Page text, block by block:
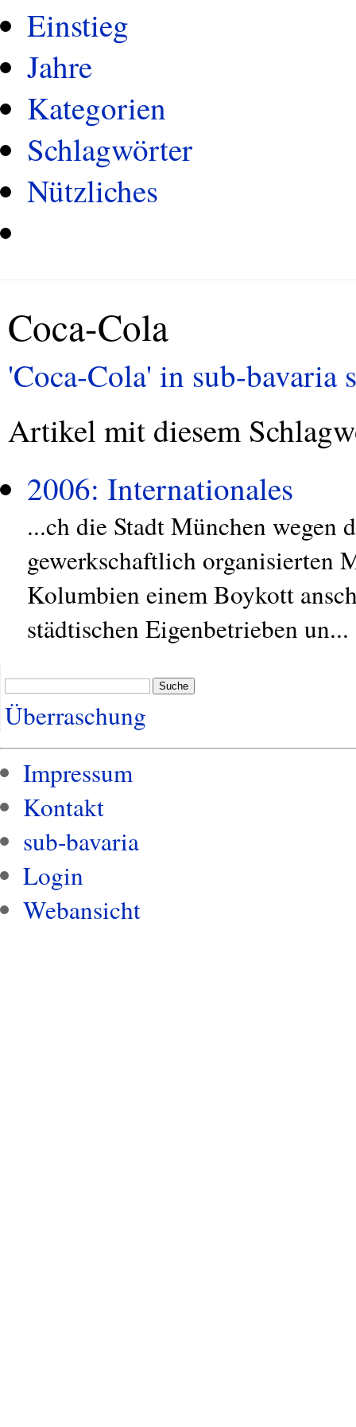
Einstieg
Jahre
Kategorien
Schlagwörter
Nützliches
Coca-Cola
'Coca-Cola' in sub-bavaria
Artikel mit diesem
2006: Internationales
...ch die Stadt München wegen
gewerkschaftlich organisierten
Kolumbien einem Boykott
städtischen Eigenbetrieben un...
Suche
Überraschung
Impressum
Kontakt
sub-bavaria
Login
Webansicht